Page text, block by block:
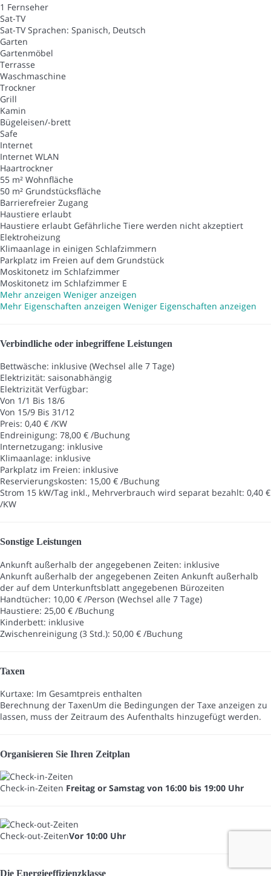
1 Fernseher
Sat-TV
Sat-TVSprachen: Spanisch, Deutsch
Garten
Gartenmöbel
Terrasse
Waschmaschine
Trockner
Grill
Kamin
Bügeleisen/-brett
Safe
Internet
Internet WLAN
Haartrockner
55 m² Wohnfläche
50 m² Grundstücksfläche
Barrierefreier Zugang
Haustiere erlaubt
Haustiere erlaubt Gefährliche Tiere werden nicht akzeptiert
Elektroheizung
Klimaanlage in einigen Schlafzimmern
Parkplatz im Freien auf dem Grundstück
Moskitonetz im Schlafzimmer
Moskitonetz im Schlafzimmer E
Mehr anzeigen Weniger anzeigen
Mehr Eigenschaften anzeigen Weniger Eigenschaften anzeigen
Verbindliche oder inbegriffene Leistungen
Bettwäsche: inklusive (Wechsel alle 7 Tage)
Elektrizität: saisonabhängig
Elektrizität Verfügbar:
Von 1/1 Bis 18/6
Von 15/9 Bis 31/12
Preis: 0,40 € /KW
Endreinigung: 78,00 € /Buchung
Internetzugang: inklusive
Klimaanlage: inklusive
Parkplatz im Freien: inklusive
Reservierungskosten: 15,00 € /Buchung
Strom 15 kW/Tag inkl., Mehrverbrauch wird separat bezahlt: 0,40 €
/KW
Sonstige Leistungen
Ankunft außerhalb der angegebenen Zeiten: inklusive
Ankunft außerhalb der angegebenen Zeiten Ankunft außerhalb
der auf dem Unterkunftsblatt angegebenen Bürozeiten
Handtücher: 10,00 € /Person (Wechsel alle 7 Tage)
Haustiere: 25,00 € /Buchung
Kinderbett: inklusive
Zwischenreinigung (3 Std.): 50,00 € /Buchung
Taxen
Kurtaxe: Im Gesamtpreis enthalten
Berechnung der TaxenUm die Bedingungen der Taxe anzeigen zu
lassen, muss der Zeitraum des Aufenthalts hinzugefügt werden.
Organisieren Sie Ihren Zeitplan
Check-in-Zeiten Freitag or Samstag von 16:00 bis 19:00 Uhr
Check-out-ZeitenVor 10:00 Uhr
Die Energieeffizienzklasse